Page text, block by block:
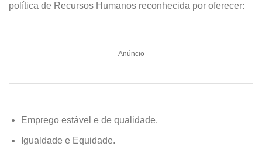
política de Recursos Humanos reconhecida por oferecer:
Anúncio
Emprego estável e de qualidade.
Igualdade e Equidade.